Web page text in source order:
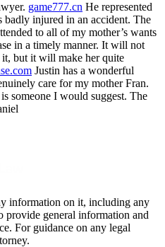
game777.cn He represented
injured in an accident. The
to all of my mother’s wants
in a timely manner. It will not
it, but it will make her quite
Justin has a wonderful
care for my mother Fran.
someone I would suggest. The
information on it, including any
provide general information and
For guidance on any legal